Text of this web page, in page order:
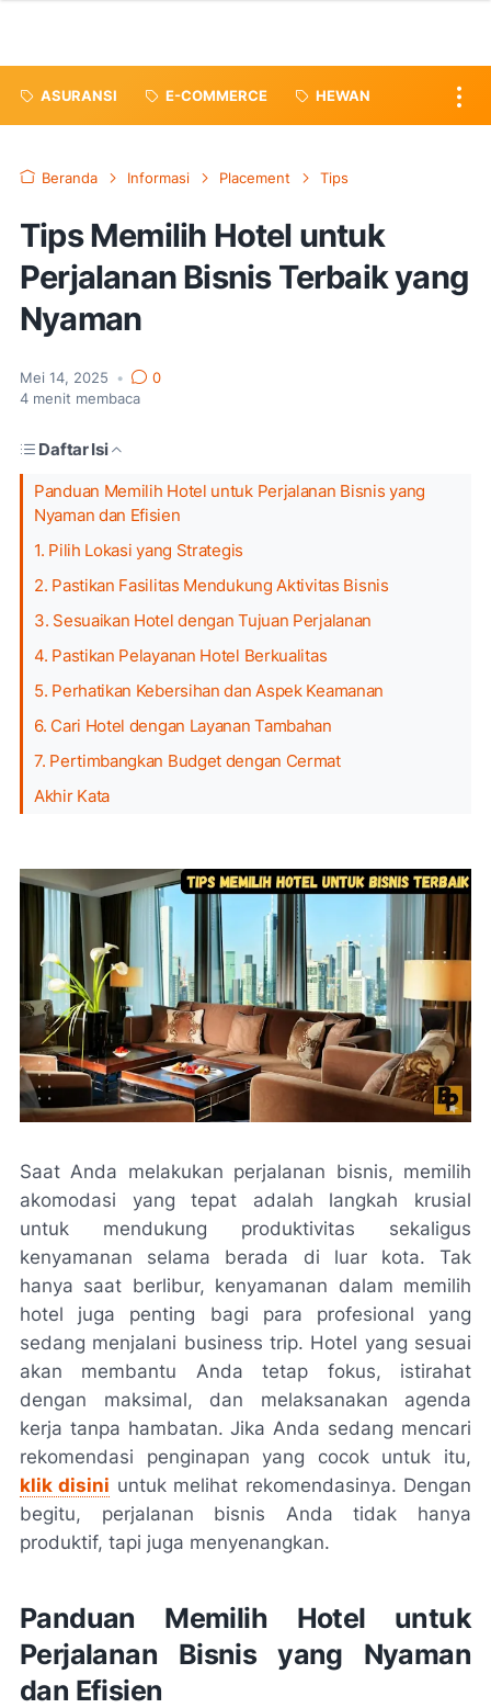
ASURANSI E-COMMERCE HEWAN
Beranda Informasi Placement Tips
Tips Memilih Hotel untuk
Perjalanan Bisnis Terbaik yang
Nyaman
Mei 14, 2025 •
0
4 menit membaca
Daftar Isi
Panduan Memilih Hotel untuk Perjalanan Bisnis yang
Nyaman dan Efisien
1. Pilih Lokasi yang Strategis
2. Pastikan Fasilitas Mendukung Aktivitas Bisnis
3. Sesuaikan Hotel dengan Tujuan Perjalanan
4. Pastikan Pelayanan Hotel Berkualitas
5. Perhatikan Kebersihan dan Aspek Keamanan
6. Cari Hotel dengan Layanan Tambahan
7. Pertimbangkan Budget dengan Cermat
Akhir Kata
Saat Anda melakukan perjalanan bisnis, memilih
akomodasi yang tepat adalah langkah krusial
untuk mendukung produktivitas sekaligus
kenyamanan selama berada di luar kota. Tak
hanya saat berlibur, kenyamanan dalam memilih
hotel juga penting bagi para profesional yang
sedang menjalani business trip. Hotel yang sesuai
akan membantu Anda tetap fokus, istirahat
dengan maksimal, dan melaksanakan agenda
kerja tanpa hambatan. Jika Anda sedang mencari
rekomendasi penginapan yang cocok untuk itu,
klik disini untuk melihat rekomendasinya. Dengan
begitu, perjalanan bisnis Anda tidak hanya
produktif, tapi juga menyenangkan.
Panduan Memilih Hotel untuk
Perjalanan Bisnis yang Nyaman
dan Efisien